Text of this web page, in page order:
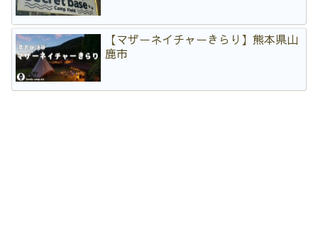
【マザーネイチャーきらり】熊本県山
鹿市